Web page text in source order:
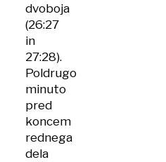
dvoboja
(26:27
in
27:28).
Poldrugo
minuto
pred
koncem
rednega
dela